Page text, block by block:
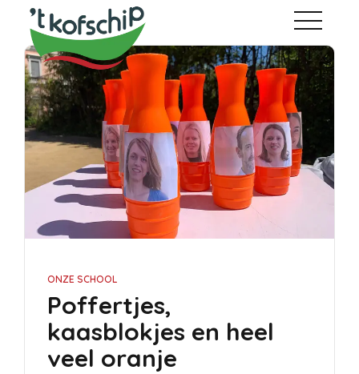
ONZE SCHOOL
Poffertjes,
kaasblokjes en heel
veel oranje